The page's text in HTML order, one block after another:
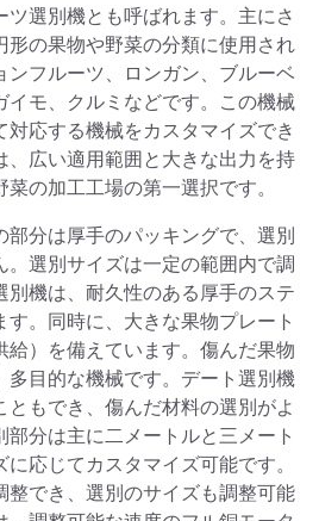
選別機とも呼ばれます。主にさ
形の果物や野菜の分類に使用され
ンフルーツ、ロンガン、ブルーベ
イモ、クルミなどです。この機械
応する機械をカスタマイズでき
、広い適用範囲と大きな出力を持
の加工工場の第一選択です。
分は厚手のパッキングで、選別
。選別サイズは一定の範囲内で調
機は、耐久性のある厚手のステ
。同時に、大きな果物プレート
給）を備えています。傷んだ果物
多目的な機械です。デート選別機
もでき、傷んだ材料の選別がよ
部分は主に二メートルと三メート
応じてカスタマイズ可能です。
整でき、選別のサイズも調整可能